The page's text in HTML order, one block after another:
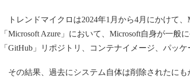
トレンドマイクロは2024年1月から4月にかけて、
「Microsoft Azure」において、Microsoft自身が一
「GitHub」リポジトリ、コンテナイメージ、パッケ
その結果、過去にシステム自体は削除されたに